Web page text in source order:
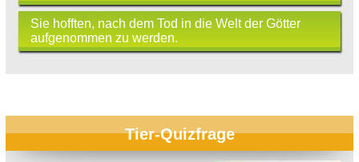
Sie hofften, nach dem Tod in die Welt der Götter
aufgenommen zu werden.
Tier-Quizfrage